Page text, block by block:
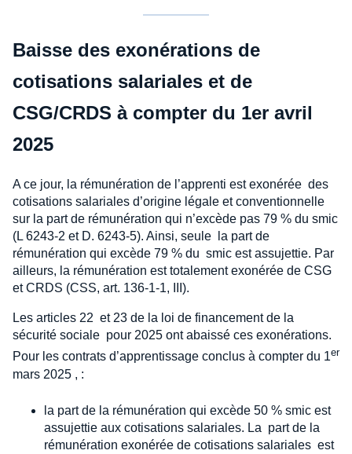
Baisse des exonérations de
cotisations salariales et de
CSG/CRDS à compter du 1er avril
2025
A ce jour, la rémunération de l’apprenti est exonérée des
cotisations salariales d’origine légale et conventionnelle
sur la part de rémunération qui n’excède pas 79 % du smic
(L 6243-2 et D. 6243-5). Ainsi, seule la part de
rémunération qui excède 79 % du smic est assujettie. Par
ailleurs, la rémunération est totalement exonérée de CSG
et CRDS (CSS, art. 136-1-1, III).
Les articles 22 et 23 de la loi de financement de la
sécurité sociale pour 2025 ont abaissé ces exonérations.
Pour les contrats d’apprentissage conclus à compter du 1er
mars 2025 , :
la part de la rémunération qui excède 50 % smic est
assujettie aux cotisations salariales. La part de la
rémunération exonérée de cotisations salariales est